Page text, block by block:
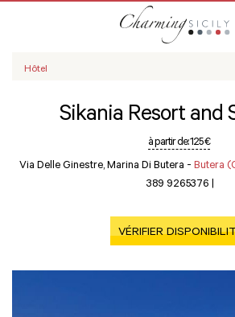
Hôtel
Sikania Resort and
à partir de:125 €
Via Delle Ginestre, Marina Di Butera - Butera
389 9265376 |
VÉRIFIER